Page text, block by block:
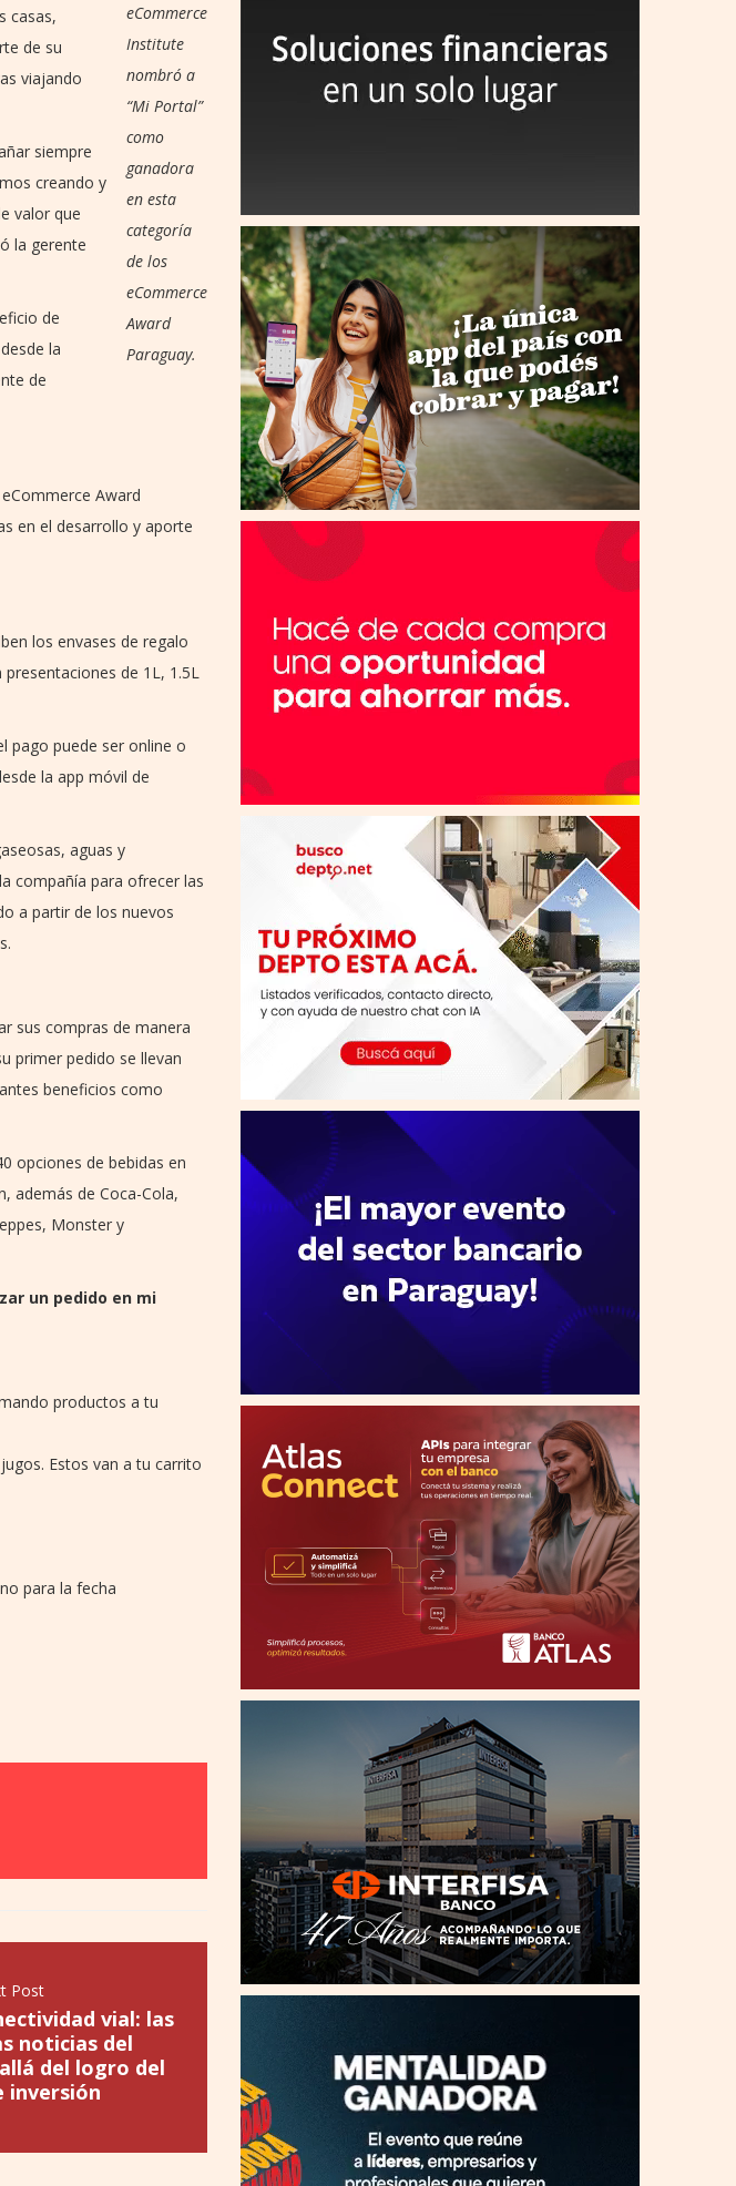
eCommerce
Institute
nombró a
“Mi Portal”
como
ganadora
en esta
categoría
de los
eCommerce
Award
Paraguay.
casas,
de su
viajando
siempre
creando y
valor que
la gerente
de
la
de
Award
en el desarrollo y aporte
los envases de regalo
de 1L, 1.5L
pago puede ser online o
la app móvil de
aguas y
compañía para ofrecer las
a partir de los nuevos
sus compras de manera
primer pedido se llevan
beneficios como
opciones de bebidas en
además de Coca-Cola,
Monster y
un pedido en mi
productos a tu
Estos van a tu carrito
para la fecha
Post
vial: las
noticias del
del logro del
inversión